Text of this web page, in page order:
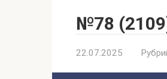
№78
22.07.2025